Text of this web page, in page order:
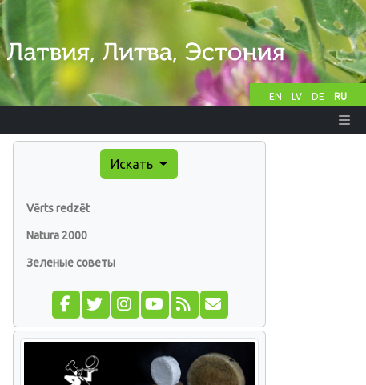
EN LV DE RU
Искать
Vērts redzēt
Natura 2000
Зеленые советы